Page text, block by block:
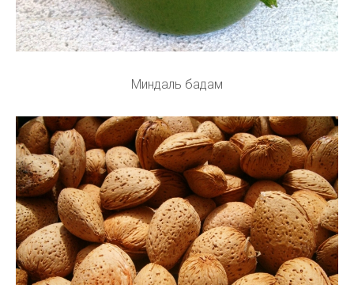
Миндаль бадам